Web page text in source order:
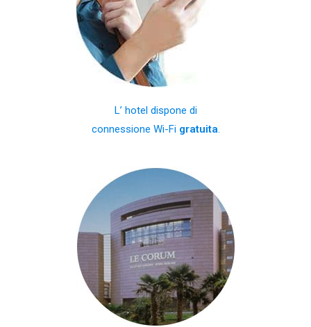
L’ hotel dispone di
connessione Wi-Fi gratuita.